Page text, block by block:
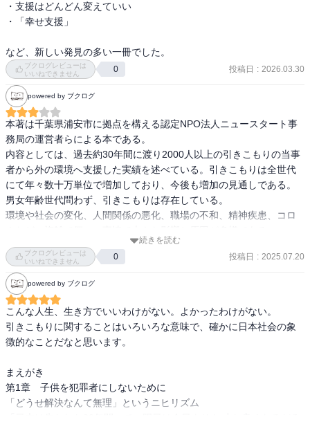
・支援はどんどん変えていい
・「幸せ支援」
など、新しい発見の多い一冊でした。
ブクログレビューは
いいねできません
0 投稿日 : 2026.03.30
powered by ブクログ
本著は千葉県浦安市に拠点を構える認定NPO法人ニュースタート事
務局の運営者らによる本である。
内容としては、過去約30年間に渡り2000人以上の引きこもりの当事
者から外の環境へ支援した実績を述べている。引きこもりは全世代
にて年々数十万単位で増加しており、今後も増加の見通しである。
男女年齢世代問わず、引きこもりは存在している。
環境や社会の変化、人間関係の悪化、職場の不和、精神疾患、コロ
本著で紹介している支援の対象者は主に、20代を中心に50代まで幅
広く相談や支援をしている。本著でも述べている通り「引きこもり
でよかったと思うことはほぼない」と元引きこもり当事者の声が綴
られている。
だが、初期費用はそれなりにかかることは意識しなくてはならな
い。国や行政も引きこもりへの対応は必須だろう。引きこもりはも
ったいない。やりたいこと、できること、興味あることがあればい
深め、引きこもりであった自分を乗り越えてことは可能だ。
人生失敗したら終わりという風潮は根強いが、それらは無視してい
い。引きこもりから外に出て別の場所で活動すれば、引きこもりの
続きを読む
ブクログレビューは
いいねできません
0 投稿日 : 2025.07.20
powered by ブクログ
こんな人生、生き方でいいわけがない。よかったわけがない。
引きこもりに関することはいろいろな意味で、確かに日本社会の象
徴的なことだなと思います。
まえがき
第1章　子供を犯罪者にしないために
「どうせ解決なんて無理」というニヒリズム